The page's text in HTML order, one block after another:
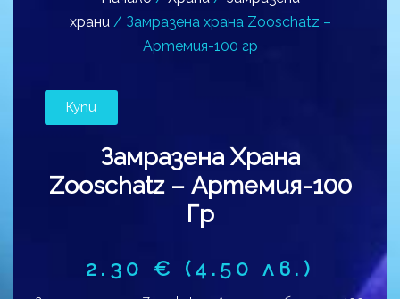
храни/ Замразена храна Zooschatz –
Артемия-100 гр
Купи
Замразена Храна
Zooschatz – Артемия-100
Гр
2.30€ (4.50 лв.)